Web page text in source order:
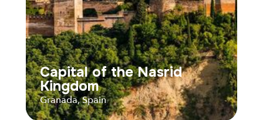
Capital of the Nasrid
Kingdom
Granada, Spain